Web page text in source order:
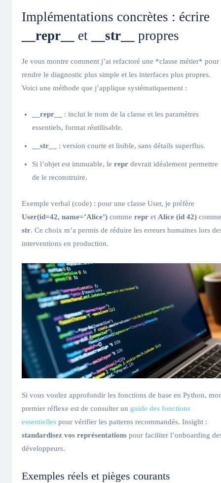
Implémentations concrètes : écrire
__repr__
et __str__ propres
Je vous montre comment j’ai refactoré une *classe métier* pour
rendre le diagnostic plus simple et les interfaces plus propres.
Voici une méthode que j’applique systématiquement :
__repr__
: inclut le nom de la classe et les paramètres
essentiels, format réutilisable.
__str__ : version courte et lisible, sans détails superflus.
Si l’objet est immuable, le repr devrait idéalement permettre
de le reconstruire.
Exemple verbal (code) : pour une classe User, je préfère
User(id=42, name=’Alice’) comme repr et Alice (id 42) comme
str. Ce choix m’a permis de réduire les erreurs humaines lors
interventions en production.
Si vous voulez approfondir les fonctions de base en Python,
premier réflexe est de consulter un guide des fonctions
essentielles pour vérifier les patterns recommandés. Insight :
standardisez vos représentations pour faciliter l’onboarding
développeurs.
Exemples réels et pièges courants